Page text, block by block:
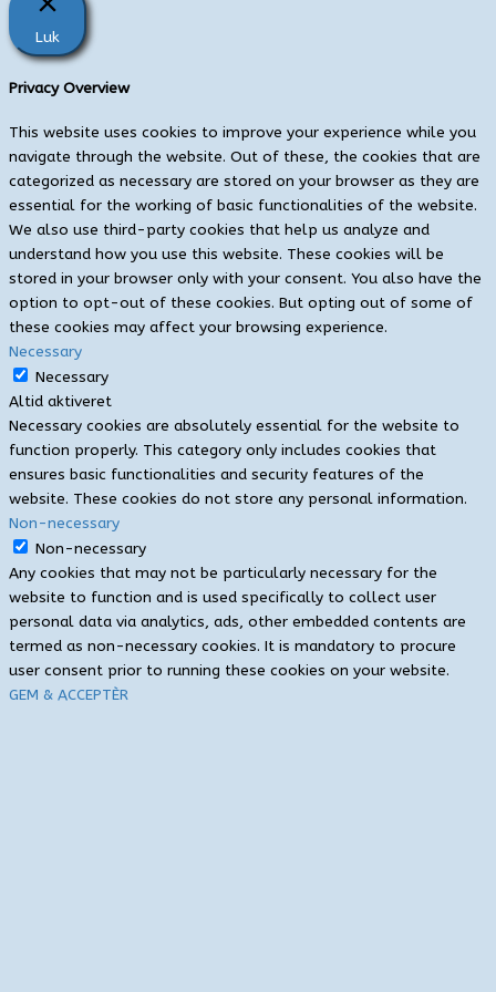
Luk
Privacy Overview
This website uses cookies to improve your experience while you
navigate through the website. Out of these, the cookies that are
categorized as necessary are stored on your browser as they are
essential for the working of basic functionalities of the website.
We also use third-party cookies that help us analyze and
understand how you use this website. These cookies will be
stored in your browser only with your consent. You also have the
option to opt-out of these cookies. But opting out of some of
these cookies may affect your browsing experience.
Necessary
Necessary
Altid aktiveret
Necessary cookies are absolutely essential for the website to
function properly. This category only includes cookies that
ensures basic functionalities and security features of the
website. These cookies do not store any personal information.
Non-necessary
Non-necessary
Any cookies that may not be particularly necessary for the
website to function and is used specifically to collect user
personal data via analytics, ads, other embedded contents are
termed as non-necessary cookies. It is mandatory to procure
user consent prior to running these cookies on your website.
GEM & ACCEPTÈR